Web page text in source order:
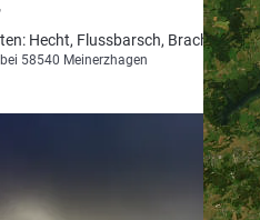
Hecht, Flussbarsch, Brachse
58540 Meinerzhagen